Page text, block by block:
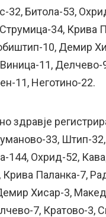
32, Битола-53,
Струмица-34,
10, Демир
11, Делчево-
11, Неготино-22.
здравје
33, Штип-
144, Охрид-52,
Крива Паланка-7,
Хисар-3,
7, Кратово-3,